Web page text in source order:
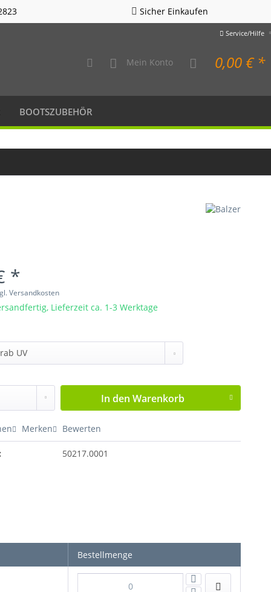
Sicher Einkaufen
Service/Hilfe
Mein Konto 0,00 € *
BOOTSZUBEHÖR
*
Versandkosten
Lieferzeit ca. 1-3 Werktage
In den Warenkorb
Merken Bewerten
50217.0001
Bestellmenge